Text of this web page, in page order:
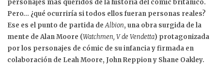
personajes más queridos de la historia del cómic británico.
Pero… ¿qué ocurriría si todos ellos fueran personas reales?
Ese es el punto de partida deAlbion, una obra surgida de la
mente deAlan Moore (Watchmen, V de Vendetta) protagonizada
por los personajes de cómic de su infancia y firmada en
colaboración de Leah Moore, John Reppiony Shane Oakley.